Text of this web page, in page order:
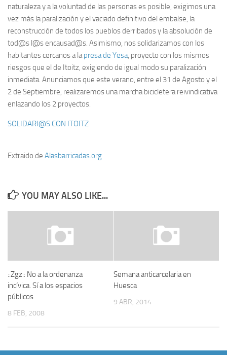
naturaleza y a la voluntad de las personas es posible, exigimos una
vez más la paralización y el vaciado definitivo del embalse, la
reconstrucción de todos los pueblos derribados y la absolución de
tod@s l@s encausad@s. Asimismo, nos solidarizamos con los
habitantes cercanos a lapresa de Yesa, proyecto con los mismos
riesgos que el de Itoitz, exigiendo de igual modo su paralización
inmediata. Anunciamos que este verano, entre el 31 de Agosto y el
2 de Septiembre, realizaremos una marcha bicicletera reivindicativa
enlazando los 2 proyectos.
SOLIDARI@S CON ITOITZ
Extraido de Alasbarricadas.org
YOU MAY ALSO LIKE...
::Zgz:: No a la ordenanza
incívica. Sí a los espacios
públicos
8 FEB, 2008
Semana anticarcelaria en
Huesca
9 ABR, 2014